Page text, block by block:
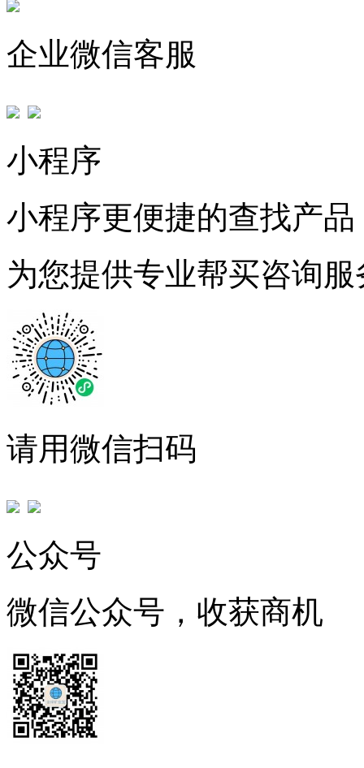
企业微信客服
小程序
小程序更便捷的查找产品
为您提供专业帮买咨询服
请用微信扫码
公众号
微信公众号，收获商机